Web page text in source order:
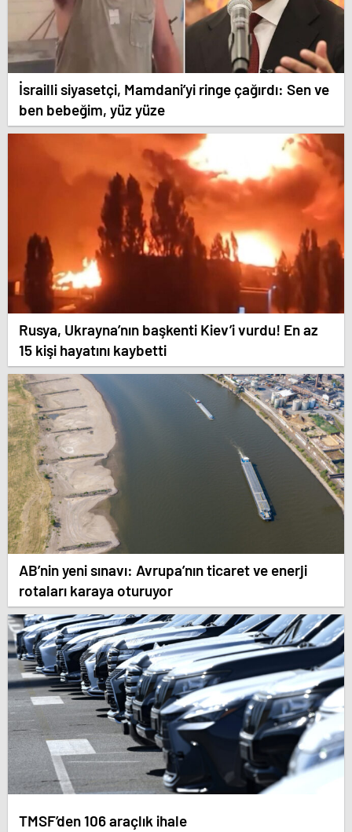
İsrailli siyasetçi, Mamdani’yi ringe çağırdı: Sen ve
ben bebeğim, yüz yüze
Rusya, Ukrayna’nın başkenti Kiev’i vurdu! En az
15 kişi hayatını kaybetti
AB’nin yeni sınavı: Avrupa’nın ticaret ve enerji
rotaları karaya oturuyor
TMSF’den 106 araçlık ihale